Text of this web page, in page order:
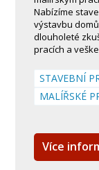
Nabízíme
výstavbu
dlouholeté
pracích a
STAVEBNÍ
MALÍŘSKÉ
Více